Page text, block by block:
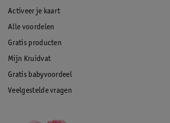
Activeer je kaart
Alle voordelen
Gratis producten
Mijn Kruidvat
Gratis babyvoordeel
Veelgestelde vragen